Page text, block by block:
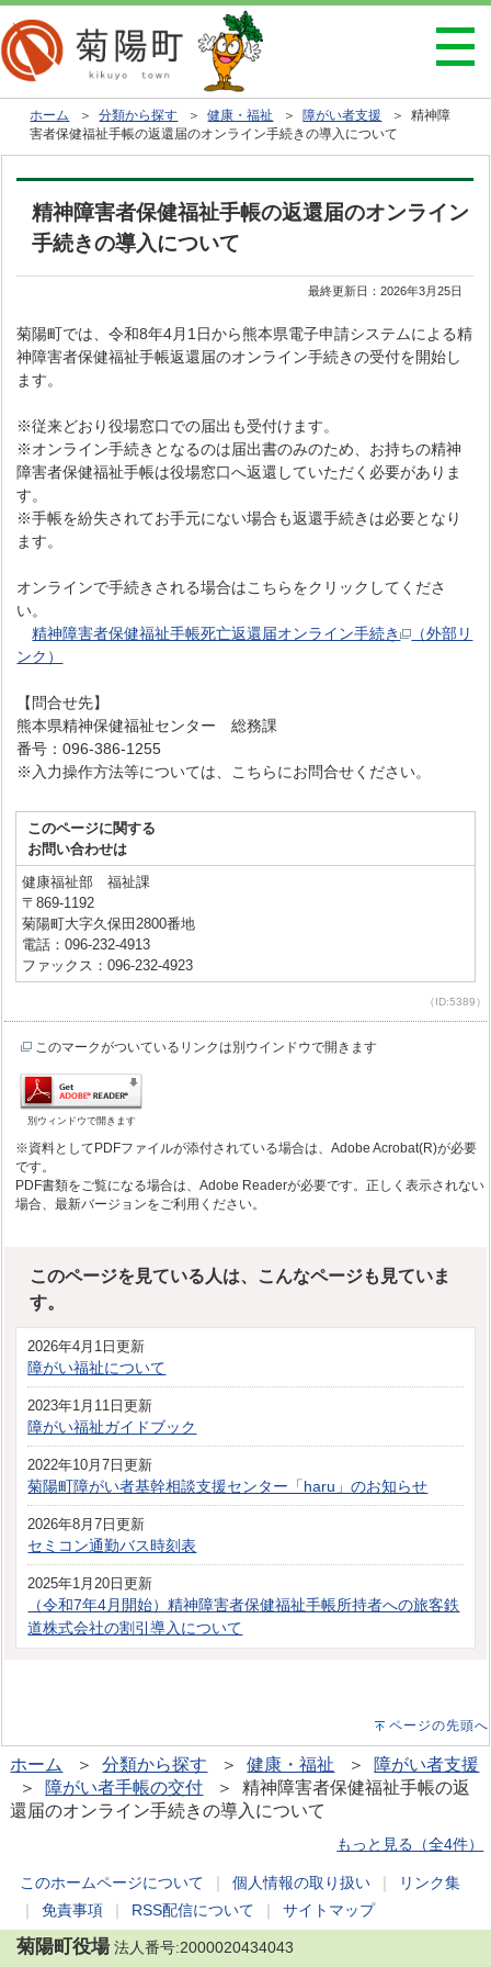
ホーム ＞分類から探す ＞健康・福祉 ＞ 障がい者支援
＞ 精神障
害者保健福祉手帳の返還届のオンライン手続きの導入について
精神障害者保健福祉手帳の返還届のオンライン
手続きの導入について
最終更新日：2026年3月25日
菊陽町では、令和8年4月1日から熊本県電子申請システムによる精
神障害者保健福祉手帳返還届のオンライン手続きの受付を開始し
ます。
※従来どおり役場窓口での届出も受付けます。
※オンライン手続きとなるのは届出書のみのため、お持ちの精神
障害者保健福祉手帳は役場窓口へ返還していただく必要がありま
す。
※手帳を紛失されてお手元にない場合も返還手続きは必要となり
ます。
オンラインで手続きされる場合はこちらをクリックしてくださ
い。
精神障害者保健福祉手帳死亡返還届オンライン手続き
（外部リ
ンク）
【問合せ先】
熊本県精神保健福祉センター 総務課
番号：096-386-1255
※入力操作方法等については、こちらにお問合せください。
このページに関する
お問い合わせは
健康福祉部 福祉課
〒869-1192
菊陽町大字久保田2800番地
電話：096-232-4913
ファックス：096-232-4923
（ID:5389）
このマークがついているリンクは別ウインドウで開きます
別ウィンドウで開きます
※資料としてPDFファイルが添付されている場合は、Adobe Acrobat(R)が必要
です。
PDF書類をご覧になる場合は、Adobe Readerが必要です。正しく表示されない
場合、最新バージョンをご利用ください。
このページを見ている人は、こんなページも見ていま
す。
2026年4月1日更新
障がい福祉について
2023年1月11日更新
障がい福祉ガイドブック
2022年10月7日更新
菊陽町障がい者基幹相談支援センター「haru」のお知らせ
2026年8月7日更新
セミコン通勤バス時刻表
2025年1月20日更新
（令和7年4月開始）精神障害者保健福祉手帳所持者への旅客鉄
道株式会社の割引導入について
ページの先頭へ
ホーム ＞分類から探す ＞健康・福祉 ＞ 障がい者支援
＞ 障がい者手帳の交付 ＞ 精神障害者保健福祉手帳の返
還届のオンライン手続きの導入について
もっと見る（全4件）
このホームページについて 個人情報の取り扱い
リンク集
免責事項 RSS配信について サイトマップ
菊陽町役場法人番号:2000020434043